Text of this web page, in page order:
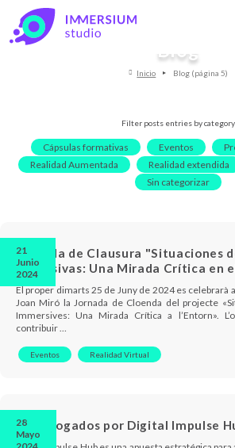
Blog
Inicio Blog (página 5)
Filter posts entries by category
Cápsulas formativas Eventos
Realidad Aumentada
Realidad extendida
Sin categorizar
21
Junio
2024
Jornada de Clausura "Situaciones
Inmersivas: Una Mirada Crítica en
El proper dimarts 25 de Juny de 2024 es celebrarà
Joan Miró la Jornada de Cloenda del projecte
Immersives: Una Mirada Crítica a l’Entorn».
contribuir …
Eventos Realidad Virtual
28
Mayo
Homologados por Digital Impulse